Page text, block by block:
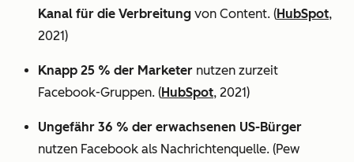
Kanal für die Verbreitung von Content. (HubSpot,
2021)
Knapp 25 % der Marketer nutzen zurzeit
Facebook-Gruppen. (HubSpot, 2021)
Ungefähr 36 % der erwachsenen US-Bürger
nutzen Facebook als Nachrichtenquelle. (Pew